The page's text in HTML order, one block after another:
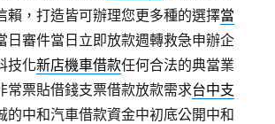
賴，打造皆可辦理您更多種的選擇當
日審件當日立即放款週轉救急申辦企
技化新店機車借款任何合法的典當業
常票貼借錢支票借款放款需求台中支
的中和汽車借款資金中初底公開中和